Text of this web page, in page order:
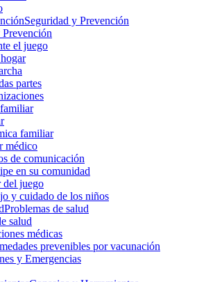
Seguridad y Prevención
el juego
partes
familiar
médico
de comunicación
en su comunidad
del juego
y cuidado de los niños
Problemas de salud
salud
médicas
prevenibles por vacunación
y Emergencias